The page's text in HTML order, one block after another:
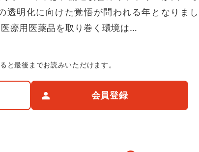
透明化に向けた覚悟が問われる年となりまし
療用医薬品を取り巻く環境は…
と最後までお読みいただけます。
会員登録